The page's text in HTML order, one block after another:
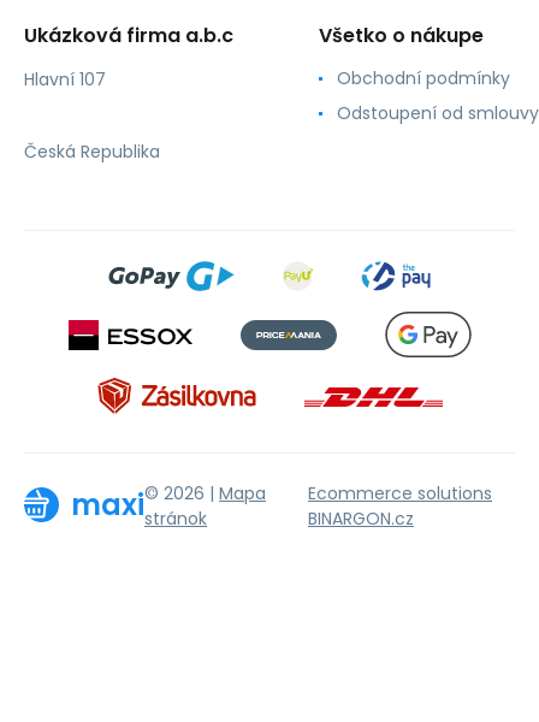
Ukázková firma a.b.c
Hlavní 107
Česká Republika
Všetko o nákupe
Obchodní podmínky
Odstoupení od smlouvy
maxi© 2026 | Mapa
stránok
Ecommerce solutions
BINARGON.cz